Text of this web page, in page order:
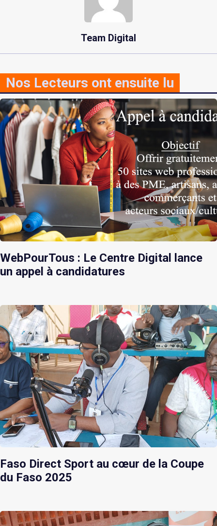
Team Digital
Nos Lecteurs ont ensuite lu
WebPourTous : Le Centre Digital lance
un appel à candidatures
Faso Direct Sport au cœur de la Coupe
du Faso 2025